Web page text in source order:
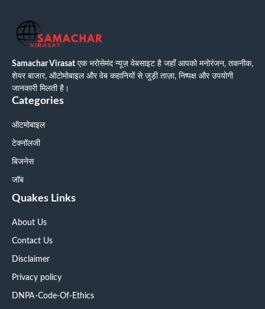
Samachar Virasat एक भरोसेमंद न्यूज़ वेबसाइट है जहाँ आपको मनोरंजन, तकनीक,
शेयर बाजार, ऑटोमोबाइल और वेब कहानियों से जुड़ी ताज़ा, निष्पक्ष और उपयोगी
जानकारी मिलती है।
Categories
ऑटमोबाइल
टेक्नॉलजी
बिजनेस
जॉब
Quakes Links
About Us
Contact Us
Disclaimer
Privacy policy
DNPA-Code-Of-Ethics